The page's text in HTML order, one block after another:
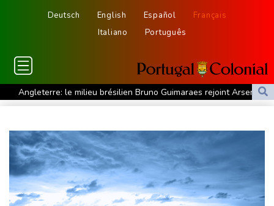
Deutsch English Español
Français
Italiano
Português
Angleterre: le milieu brésilien Bruno Guimaraes rejoint Arsenal
Tour de France: la lauréate sortante Pauline Ferrand-Prévot
Violences sexuelles sur mineurs : le gouvernement se penche
sur les défaillances des enquêtes
A Kiev, dernier adieu à un bénévole qui a consacré sa vie aux
morts